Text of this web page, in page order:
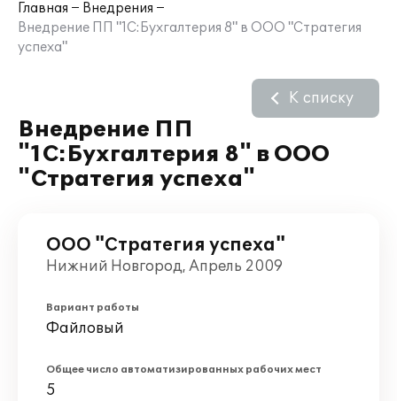
Главная
Внедрения
Внедрение ПП "1С:Бухгалтерия 8" в ООО "Стратегия
успеха"
Внедрение ПП
"1С:Бухгалтерия 8" в ООО
"Стратегия успеха"
К списку
ООО "Стратегия успеха"
Нижний Новгород, Апрель 2009
Вариант работы
Файловый
Общее число автоматизированных рабочих мест
5